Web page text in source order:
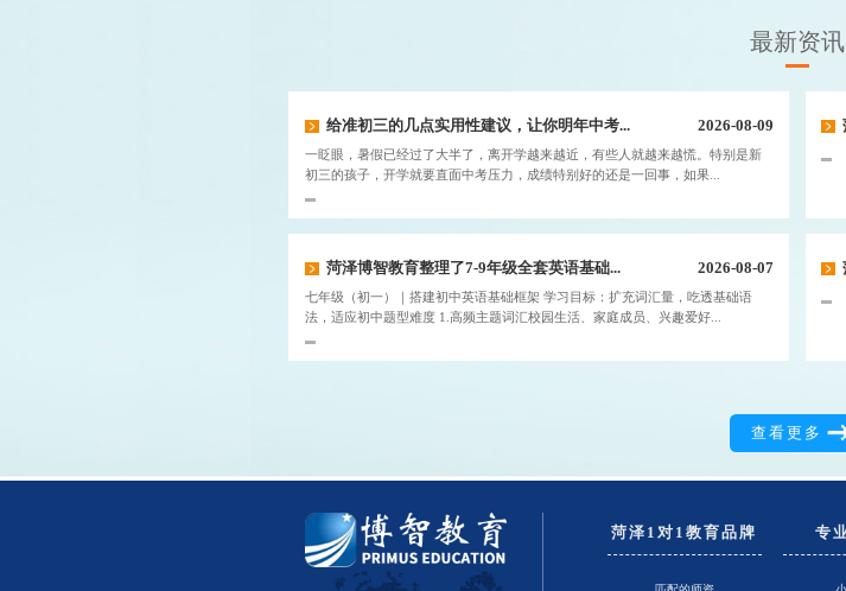
最新资讯
给准初三的几点实用性建议，让你明年中考... 2026-08-09
一眨眼，暑假已经过了大半了，离开学越来越近，有些人就越来越慌。特别是新
初三的孩子，开学就要直面中考压力，成绩特别好的还是一回事，如果...
菏泽博智教育整理了7‑9年级全套英语基础... 2026-08-07
七年级（初一）｜搭建初中英语基础框架 学习目标：扩充词汇量，吃透基础语
法，适应初中题型难度 1.高频主题词汇校园生活、家庭成员、兴趣爱好...
查看更多
菏泽1对1教育品牌 专